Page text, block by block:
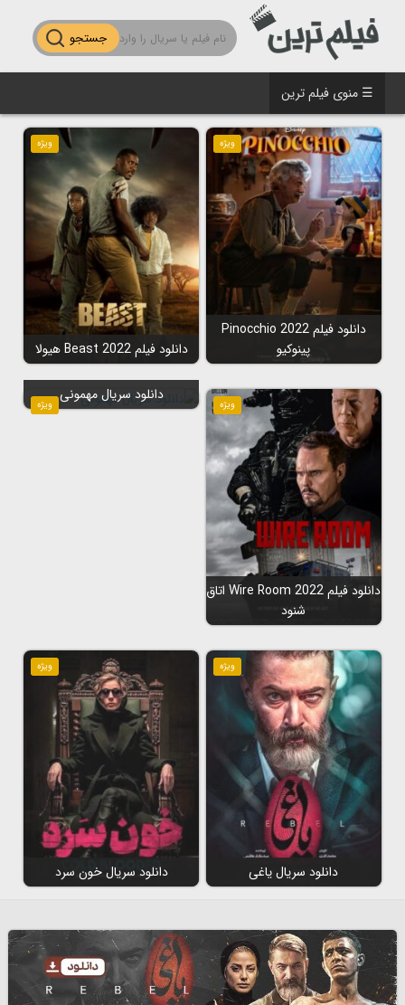
جستجو
☰ منوی فیلم ترین
ویژه
دانلود فیلم Pinocchio 2022
پینوکیو
ویژه
دانلود فیلم Beast 2022 هیولا
ویژه
دانلود فیلم Wire Room 2022 اتاق
شنود
ویژه
دانلود سریال مهمونی
ویژه
دانلود سریال یاغی
ویژه
دانلود سریال خون سرد